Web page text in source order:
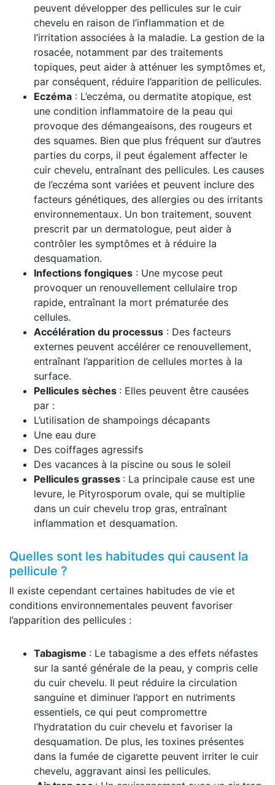
peuvent développer des pellicules sur le cuir
chevelu en raison de l’inflammation et de
l’irritation associées à la maladie. La gestion de la
rosacée, notamment par des traitements
topiques, peut aider à atténuer les symptômes et,
par conséquent, réduire l’apparition de pellicules.
Eczéma : L’eczéma, ou dermatite atopique, est
une condition inflammatoire de la peau qui
provoque des démangeaisons, des rougeurs et
des squames. Bien que plus fréquent sur d’autres
parties du corps, il peut également affecter le
cuir chevelu, entraînant des pellicules. Les causes
de l’eczéma sont variées et peuvent inclure des
facteurs génétiques, des allergies ou des irritants
environnementaux. Un bon traitement, souvent
prescrit par un dermatologue, peut aider à
contrôler les symptômes et à réduire la
desquamation.
Infections fongiques : Une mycose peut
provoquer un renouvellement cellulaire trop
rapide, entraînant la mort prématurée des
cellules.
Accélération du processus : Des facteurs
externes peuvent accélérer ce renouvellement,
entraînant l’apparition de cellules mortes à la
surface.
Pellicules sèches : Elles peuvent être causées
par :
L’utilisation de shampoings décapants
Une eau dure
Des coiffages agressifs
Des vacances à la piscine ou sous le soleil
Pellicules grasses : La principale cause est une
levure, le Pityrosporum ovale, qui se multiplie
dans un cuir chevelu trop gras, entraînant
inflammation et desquamation.
Quelles sont les habitudes qui causent la
pellicule ?
Il existe cependant certaines habitudes de vie et
conditions environnementales peuvent favoriser
l’apparition des pellicules :
Tabagisme : Le tabagisme a des effets néfastes
sur la santé générale de la peau, y compris celle
du cuir chevelu. Il peut réduire la circulation
sanguine et diminuer l’apport en nutriments
essentiels, ce qui peut compromettre
l’hydratation du cuir chevelu et favoriser la
desquamation. De plus, les toxines présentes
dans la fumée de cigarette peuvent irriter le cuir
chevelu, aggravant ainsi les pellicules.